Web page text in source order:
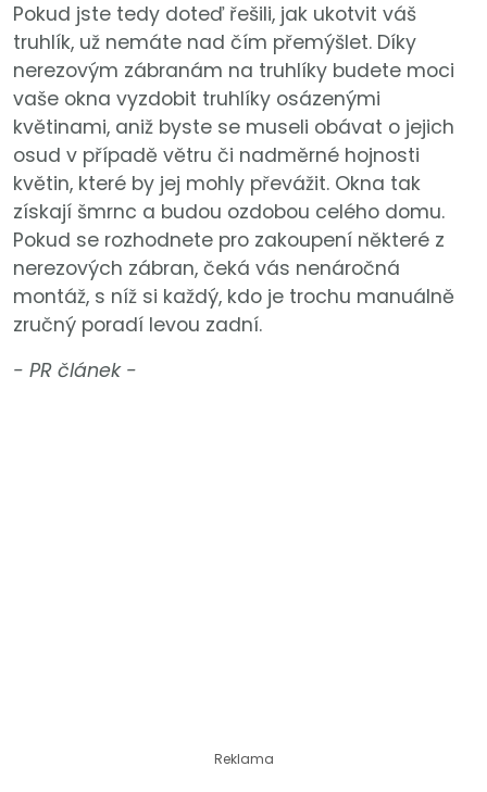
Pokud jste tedy doteď řešili, jak ukotvit váš
truhlík, už nemáte nad čím přemýšlet. Díky
nerezovým zábranám na truhlíky budete moci
vaše okna vyzdobit truhlíky osázenými
květinami, aniž byste se museli obávat o jejich
osud v případě větru či nadměrné hojnosti
květin, které by jej mohly převážit. Okna tak
získají šmrnc a budou ozdobou celého domu.
Pokud se rozhodnete pro zakoupení některé z
nerezových zábran, čeká vás nenáročná
montáž, s níž si každý, kdo je trochu manuálně
zručný poradí levou zadní.
- PR článek -
Reklama